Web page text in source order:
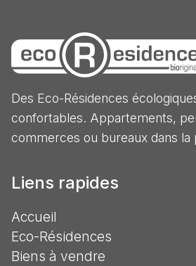
Des Eco-Résidences
confortables. Appartements,
commerces ou bureaux dans la
Liens rapides
Accueil
Eco-Résidences
Biens à vendre